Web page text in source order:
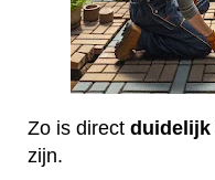
Zo is direct duidelijk
zijn.